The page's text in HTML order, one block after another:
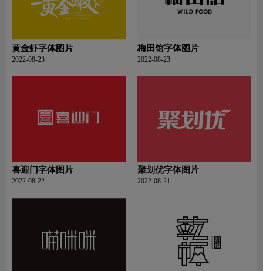
黄金虾字体图片
2022-08-23
梅田馆字体图片
2022-08-23
喜迎门字体图片
2022-08-22
聚划优字体图片
2022-08-21